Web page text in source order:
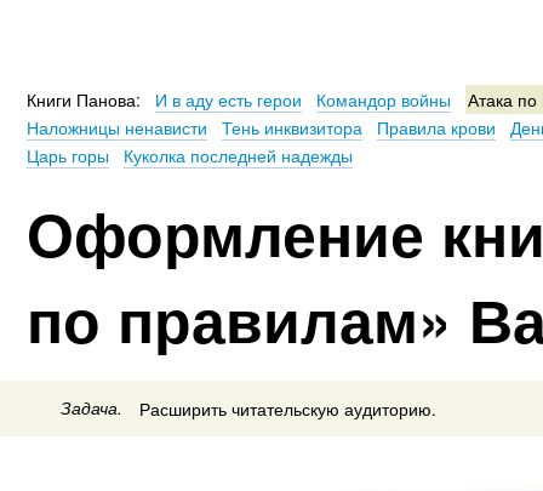
Книги Панова: И в аду есть герои Командор войны
Атака
Наложницы ненависти
Тень инквизитора Правила крови
Царь горы
Куколка последней надежды
Оформление
по правилам»
Задача. Расширить читательскую аудиторию.